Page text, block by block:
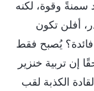
سمنةً وقوة، لكنه
أفلن تكون
يُصبح فقط
إن تربية خنزير
الكذبة لقب